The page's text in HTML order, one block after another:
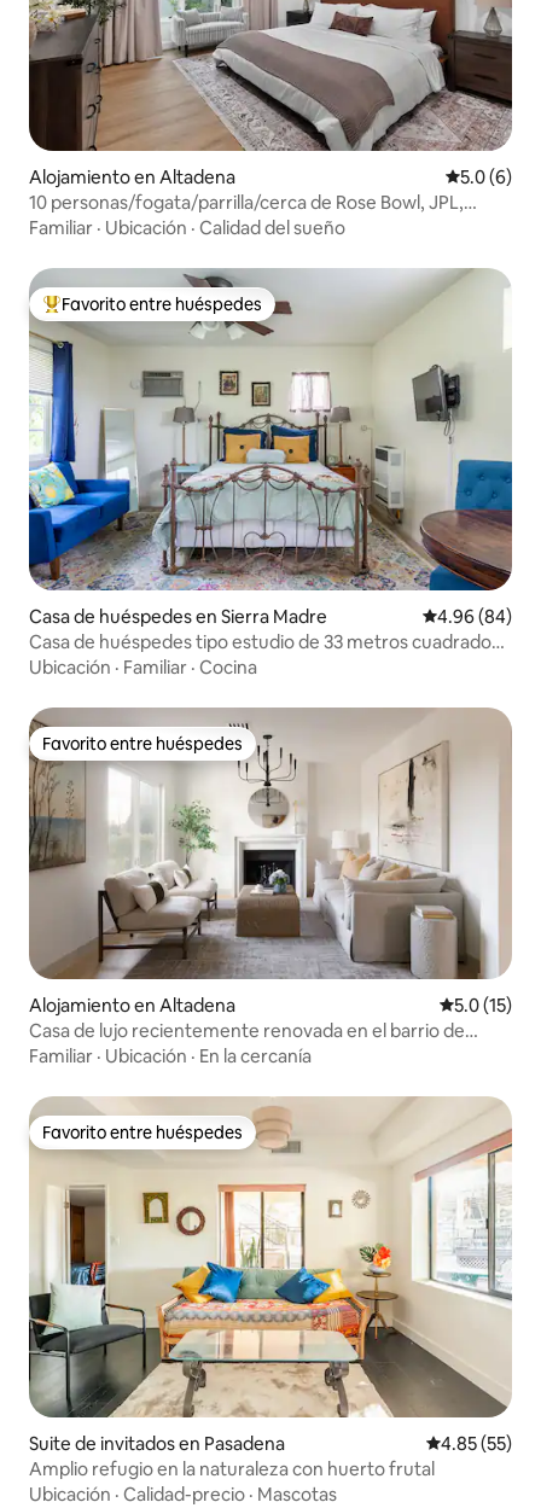
Alojamiento en Altadena
5.0 (6)
10 personas/fogata/parrilla/cerca de Rose Bowl, JPL,
Universal
Familiar · Ubicación · Calidad del sueño
Favorito entre huéspedes preferido
Favorito entre huéspedes
Casa de huéspedes en Sierra Madre Calificación
4.96 (84)
Casa de huéspedes tipo estudio de 33 metros cuadrados
Lemon Cottage
Ubicación · Familiar · Cocina
Favorito entre huéspedes
Favorito entre huéspedes
Alojamiento en Altadena Calificación
5.0 (15)
Casa de lujo recientemente renovada en el barrio de
Pasadena
Familiar · Ubicación · En la cercanía
Favorito entre huéspedes
Favorito entre huéspedes
Suite de invitados en Pasadena Calificación
4.85 (55)
Amplio refugio en la naturaleza con huerto frutal
Ubicación · Calidad-precio · Mascotas